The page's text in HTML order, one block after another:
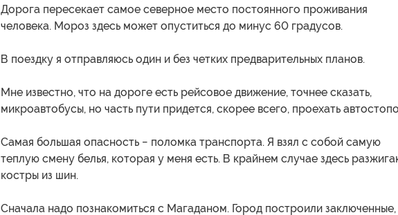
Дорога пересекает самое северное место постоянного проживания
человека. Мороз здесь может опуститься до минус 60 градусов.
В поездку я отправляюсь один и без четких предварительных планов.
Мне известно, что на дороге есть рейсовое движение, точнее сказать,
микроавтобусы, но часть пути придется, скорее всего, проехать
Самая большая опасность − поломка транспорта. Я взял с собой самую
теплую смену белья, которая у меня есть. В крайнем случае здесь
костры из шин.
Сначала надо познакомиться с Магаданом. Город построили заключенные,